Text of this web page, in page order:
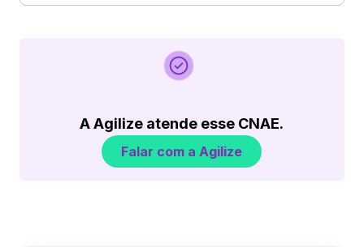
A Agilize atende esse CNAE.
Falar com a Agilize